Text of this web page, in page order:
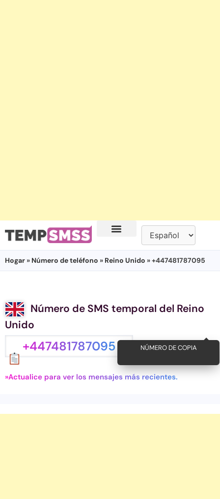
Hogar » Número de teléfono » Reino Unido » +447481787095
Número de SMS temporal del Reino
Unido
+447481787095 NÚMERO DE COPIA
»Actualice para ver los mensajes más recientes.